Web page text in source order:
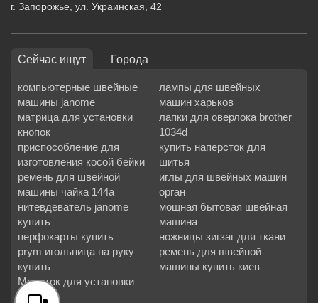
г. Запорожье, ул. Украинская, 42
Сейчас ищут Города
компьютерные швейные
машины janome
лампы для швейных
машин харьков
матрица для установки
кнопок
лапки для оверлока brother
1034d
приспособление для
изготовления косой бейки
купить наперсток для
шитья
ремень для швейной
машины чайка 144а
иглы для швейных машин
орган
нитевдеватель janome
купить
мощная бытовая швейная
машина
перфокарты купить
ножницы зигзаг для ткани
prym игольница на руку
купить
ремень для швейной
машины купить киев
Молоток для установки
кнопок